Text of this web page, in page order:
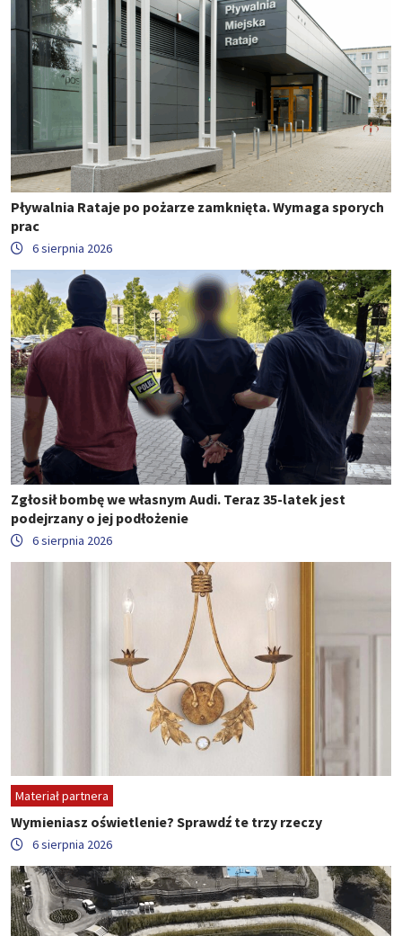
Pływalnia Rataje po pożarze zamknięta. Wymaga sporych
prac
6 sierpnia 2026
Zgłosił bombę we własnym Audi. Teraz 35-latek jest
podejrzany o jej podłożenie
6 sierpnia 2026
Materiał partnera
Wymieniasz oświetlenie? Sprawdź te trzy rzeczy
6 sierpnia 2026